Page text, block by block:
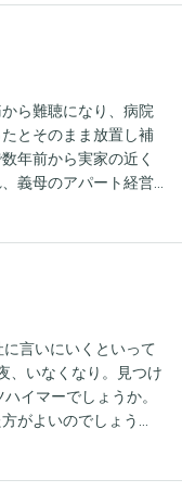
から私と私の子供で
、毎日バタバタと忙
の始まりなのではな
このようなことが立
もなかったらないで
なるし」と勇気を出
なる疲
ら難聴になり、病院
とそのまま放置し補
年前から実家の近く
義母のアパート経営
所有のアパートに空
と『家賃をいれてほ
するのにお金がいる
頼んでいない。あん
家をつぐために何年
いない、来たいとい
。これは様子がおか
見に行くと電気もつ
言いにいくといって
、いなくなり。見つけ
イマーでしょうか。
がよいのでしょう
。教えて下さい。 宜